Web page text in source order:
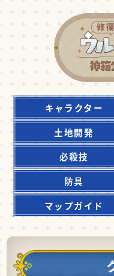
キャラクター
土地開発
必殺技
防具
マップガイド